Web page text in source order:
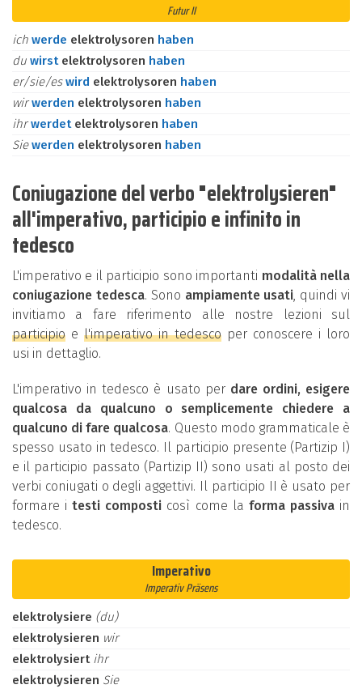
Futur II
ich werde elektrolysoren haben
du wirst elektrolysoren haben
er/sie/eswird elektrolysoren haben
wirwerden elektrolysoren haben
ihrwerdet elektrolysoren haben
Siewerden elektrolysoren haben
Coniugazione del verbo "elektrolysieren"
all'imperativo, participio e infinito in
tedesco
L'imperativo e il participio sono importanti modalità nella
coniugazione tedesca. Sono ampiamente usati, quindi vi
invitiamo a fare riferimento alle nostre lezioni sul
participio e l'imperativo in tedesco per conoscere i loro
usi in dettaglio.
L'imperativo in tedesco è usato per dare ordini, esigere
qualcosa da qualcuno o semplicemente chiedere a
qualcuno di fare qualcosa. Questo modo grammaticale è
spesso usato in tedesco. Il participio presente (Partizip I)
e il participio passato (Partizip II) sono usati al posto dei
verbi coniugati o degli aggettivi. Il participio II è usato per
formare itesti composti così come la forma passivain
tedesco.
Imperativo
Imperativ Präsens
elektrolysiere (du)
elektrolysieren wir
elektrolysiert ihr
elektrolysieren Sie